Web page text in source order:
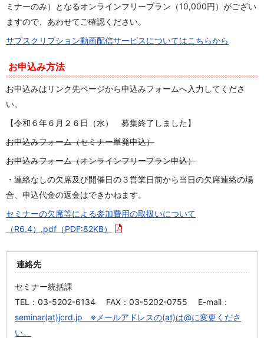
ミナーのみ）となるオンラインフリープラン（10,000円）がござい
ますので、あわせてご確認ください。
サブスクリプション動画配信サービスについてはこちらから
お申込み方法
お申込みはリンク先ページから申込みフォームへ入力してくださ
い。
【令和６年６月２６日（水） 募集終了しました】
お申込みフォーム（セミナー単発申込）
お申込みフォーム（オンラインフリープラン申込）
・連絡なしの欠席及び開催日の３営業日前から当日の欠席連絡の場
合、申込代金の返金はできかねます。
セミナーの欠席等による参加費用の取扱いについて
（R6.4）.pdf （PDF:82KB）
連絡先
セミナー統括課
TEL：03-5202-6134 FAX：03-5202-0755 E-mail：
seminar(at)jcrd.jp ※メールアドレスの(at)は@に変更くださ
い。